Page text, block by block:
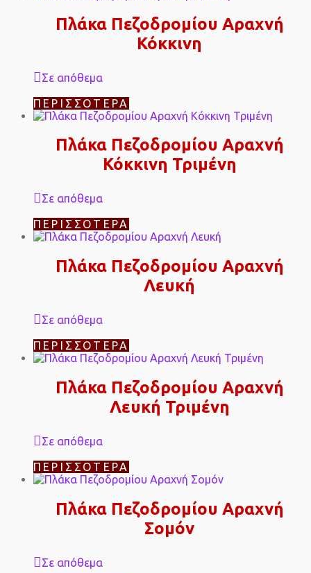
Πλάκα Πεζοδρομίου Αραχνή
Κόκκινη
Σε απόθεμα
ΠΕΡΙΣΣΌΤΕΡΑ
Πλάκα Πεζοδρομίου Αραχνή
Κόκκινη Τριμένη
Σε απόθεμα
ΠΕΡΙΣΣΌΤΕΡΑ
Πλάκα Πεζοδρομίου Αραχνή
Λευκή
Σε απόθεμα
ΠΕΡΙΣΣΌΤΕΡΑ
Πλάκα Πεζοδρομίου Αραχνή
Λευκή Τριμένη
Σε απόθεμα
ΠΕΡΙΣΣΌΤΕΡΑ
Πλάκα Πεζοδρομίου Αραχνή
Σομόν
Σε απόθεμα